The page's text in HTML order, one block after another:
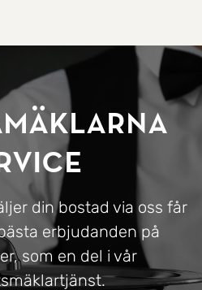
din bostad via oss får
erbjudanden på
som en del i vår